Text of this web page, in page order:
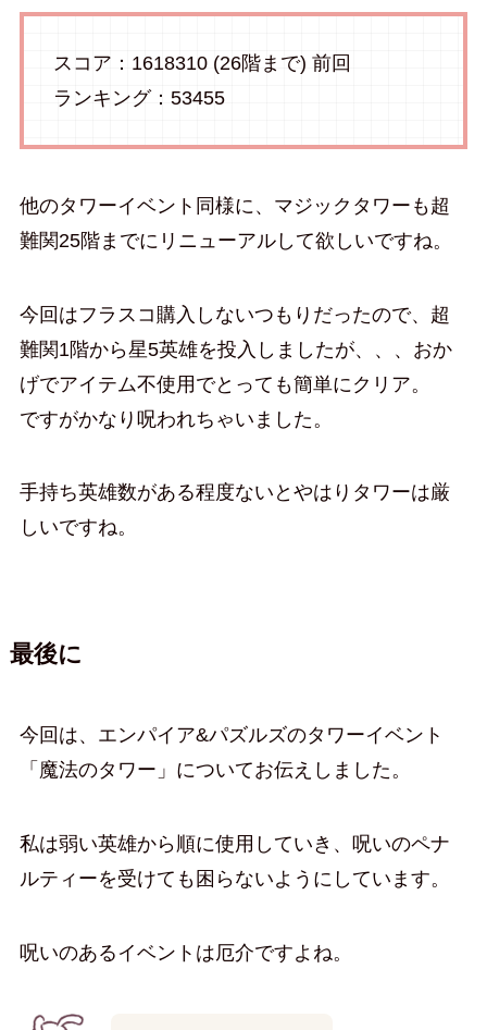
スコア：1618310 (26階まで) 前回
ランキング：53455
他のタワーイベント同様に、マジックタワーも超
難関25階までにリニューアルして欲しいですね。
今回はフラスコ購入しないつもりだったので、超
難関1階から星5英雄を投入しましたが、、、おか
げでアイテム不使用でとっても簡単にクリア。
ですがかなり呪われちゃいました。
手持ち英雄数がある程度ないとやはりタワーは厳
しいですね。
最後に
今回は、エンパイア&パズルズのタワーイベント
「魔法のタワー」についてお伝えしました。
私は弱い英雄から順に使用していき、呪いのペナ
ルティーを受けても困らないようにしています。
呪いのあるイベントは厄介ですよね。